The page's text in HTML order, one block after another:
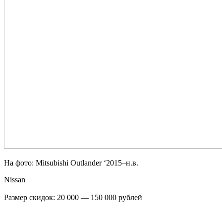
На фото: Mitsubishi Outlander ‘2015–н.в.
Nissan
Размер скидок: 20 000 — 150 000 рублей